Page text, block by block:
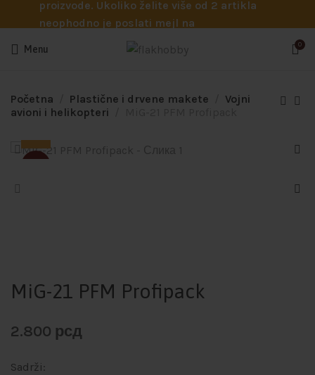
proizvode. Ukoliko želite više od 2 artikla
neophodno je poslati mejl na
potrebna pomoć oko odabira.
Menu 0
Početna Plastične i drvene makete
Vojni
avioni i helikopteri
MiG-21 PFM Profipack
2.800 рсд
Sadrži: